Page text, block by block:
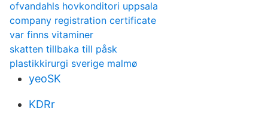
ofvandahls hovkonditori uppsala
company registration certificate
var finns vitaminer
skatten tillbaka till påsk
plastikkirurgi sverige malmø
yeoSK
KDRr